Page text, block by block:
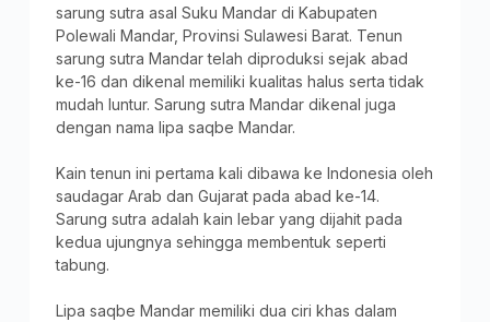
sarung sutra asal Suku Mandar di Kabupaten
Polewali Mandar, Provinsi Sulawesi Barat. Tenun
sarung sutra Mandar telah diproduksi sejak abad
ke-16 dan dikenal memiliki kualitas halus serta tidak
mudah luntur. Sarung sutra Mandar dikenal juga
dengan nama lipa saqbe Mandar.
Kain tenun ini pertama kali dibawa ke Indonesia oleh
saudagar Arab dan Gujarat pada abad ke-14.
Sarung sutra adalah kain lebar yang dijahit pada
kedua ujungnya sehingga membentuk seperti
tabung.
Lipa saqbe Mandar memiliki dua ciri khas dalam